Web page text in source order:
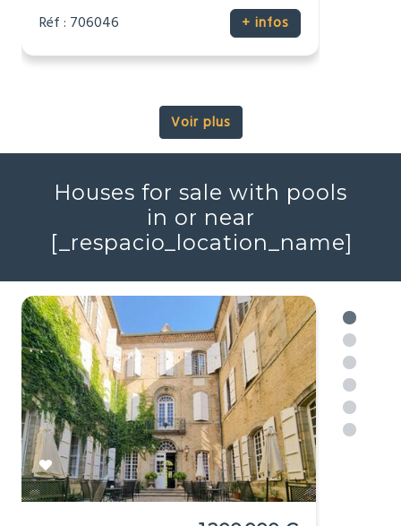
Moulin 977 000 €
Dépendances
Maison de caractère
Potentiel de revenus
Prestige
Sans voisinage proche
7
3 448m2 16343m
Réf : 706046 + infos
Voir plus
Houses for sale with pools
in or near